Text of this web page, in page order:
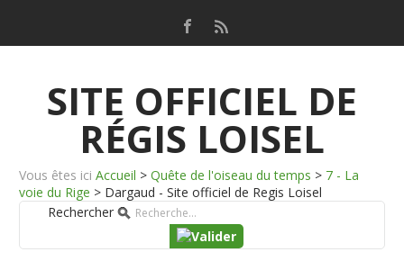
SITE OFFICIEL DE
RÉGIS LOISEL
Vous êtes ici Accueil > Quête de l'oiseau du temps > 7 - La
voie du Rige > Dargaud - Site officiel de Regis Loisel
Rechercher